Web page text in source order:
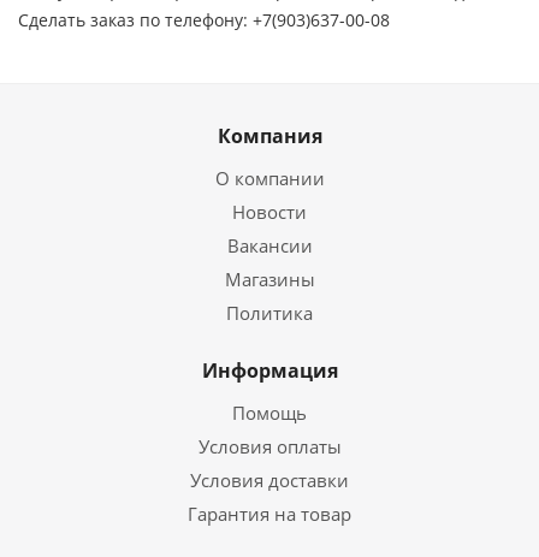
Сделать заказ по телефону: +7(903)637-00-08
Компания
О компании
Новости
Вакансии
Магазины
Политика
Информация
Помощь
Условия оплаты
Условия доставки
Гарантия на товар